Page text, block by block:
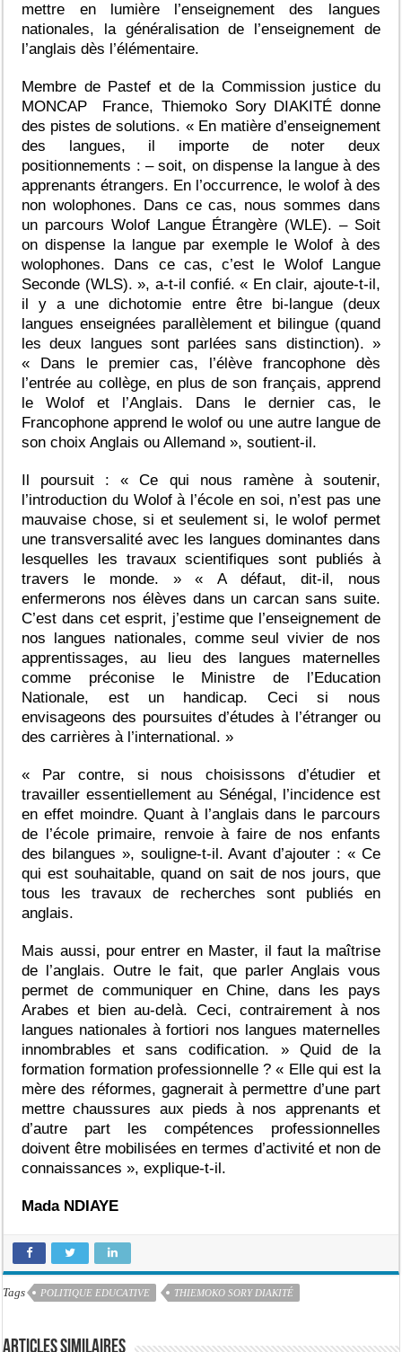
mettre en lumière l’enseignement des langues
nationales, la généralisation de l’enseignement de
l’anglais dès l’élémentaire.
Membre de Pastef et de la Commission justice du
MONCAP France, Thiemoko Sory DIAKITÉ donne
des pistes de solutions. « En matière d’enseignement
des langues, il importe de noter deux
positionnements :– soit, on dispense la langue à des
apprenants étrangers. En l’occurrence, le wolof à des
non wolophones. Dans ce cas, nous sommes dans
un parcours Wolof Langue Étrangère (WLE). – Soit
on dispense la langue par exemple le Wolof à des
wolophones. Dans ce cas, c’est le Wolof Langue
Seconde (WLS). », a-t-il confié.« En clair, ajoute-t-il,
il y a une dichotomie entre être bi-langue (deux
langues enseignées parallèlement et bilingue (quand
les deux langues sont parlées sans distinction). »
« Dans le premier cas, l’élève francophone dès
l’entrée au collège, en plus de son français, apprend
le Wolof et l’Anglais. Dans le dernier cas, le
Francophone apprend le wolof ou une autre langue de
son choix Anglais ou Allemand », soutient-il.
Il poursuit : « Ce qui nous ramène à soutenir,
l’introduction du Wolof à l’école en soi, n’est pas une
mauvaise chose, si et seulement si, le wolof permet
une transversalité avec les langues dominantes dans
lesquelles les travaux scientifiques sont publiés à
travers le monde. » « A défaut, dit-il, nous
enfermerons nos élèves dans un carcan sans suite.
C’est dans cet esprit, j’estime que l’enseignement de
nos langues nationales, comme seul vivier de nos
apprentissages, au lieu des langues maternelles
comme préconise le Ministre de l’Education
Nationale, est un handicap. Ceci si nous
envisageons des poursuites d’études à l’étranger ou
des carrières à l’international. »
« Par contre, si nous choisissons d’étudier et
travailler essentiellement au Sénégal, l’incidence est
en effet moindre. Quant à l’anglais dans le parcours
de l’école primaire, renvoie à faire de nos enfants
des bilangues », souligne-t-il. Avant d’ajouter : « Ce
qui est souhaitable, quand on sait de nos jours, que
tous les travaux de recherches sont publiés en
anglais.
Mais aussi, pour entrer en Master, il faut la maîtrise
de l’anglais. Outre le fait, que parler Anglais vous
permet de communiquer en Chine, dans les pays
Arabes et bien au-delà. Ceci, contrairement à nos
langues nationales à fortiori nos langues maternelles
innombrables et sans codification. » Quid de la
formation formation professionnelle ? « Elle qui est la
mère des réformes, gagnerait à permettre d’une part
mettre chaussures aux pieds à nos apprenants et
d’autre part les compétences professionnelles
doivent être mobilisées en termes d’activité et non de
connaissances », explique-t-il.
Mada NDIAYE
Tags POLITIQUE EDUCATIVE THIEMOKO SORY DIAKITÉ